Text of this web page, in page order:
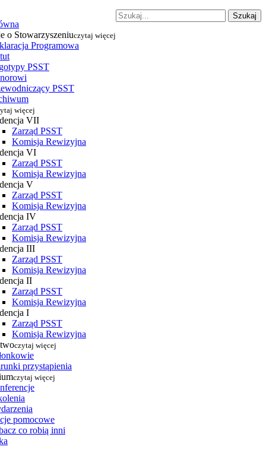
Szukaj
o Stowarzyszeniuczytaj więcej
Programowa
PSST
PSST
więcej
VII
Zarząd PSST
Komisja Rewizyjna
VI
Zarząd PSST
Komisja Rewizyjna
V
Zarząd PSST
Komisja Rewizyjna
IV
Zarząd PSST
Komisja Rewizyjna
III
Zarząd PSST
Komisja Rewizyjna
II
Zarząd PSST
Komisja Rewizyjna
I
Zarząd PSST
Komisja Rewizyjna
czytaj więcej
przystąpienia
czytaj więcej
pomocowe
co robią inni